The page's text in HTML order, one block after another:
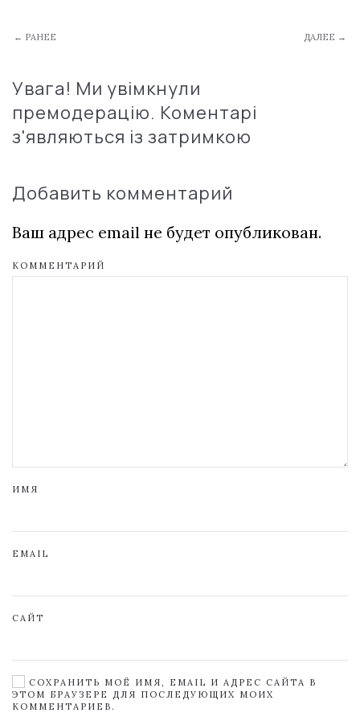
← РАНЕЕ ДАЛЕЕ →
Увага! Ми увімкнули
премодерацію. Коментарі
з'являються із затримкою
Добавить комментарий
Ваш адрес email не будет опубликован.
КОММЕНТАРИЙ
ИМЯ
EMAIL
САЙТ
СОХРАНИТЬ МОЁ ИМЯ, EMAIL И АДРЕС САЙТА В
ЭТОМ БРАУЗЕРЕ ДЛЯ ПОСЛЕДУЮЩИХ МОИХ
КОММЕНТАРИЕВ.